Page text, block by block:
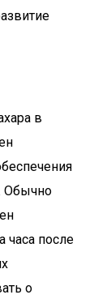
в
Обычно
часа после
о